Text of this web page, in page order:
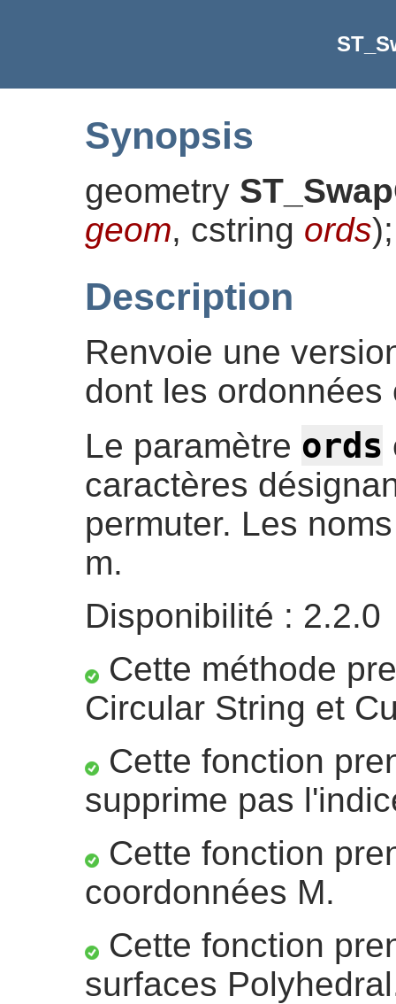
Synopsis
geometry
geom, cstring ords);
Description
Renvoie une
dont les
Le paramètre ords
caractères
permuter. Les
m.
Disponibilité : 2.2.0
Cette méthode
Circular String et
Cette fonction
supprime pas
Cette fonction
coordonnées M.
Cette fonction
surfaces